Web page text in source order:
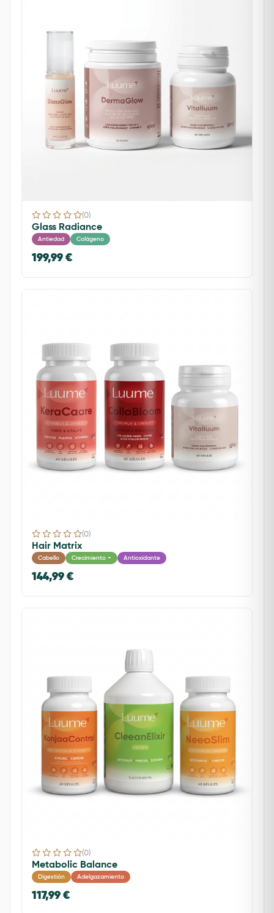
(0)
Glass Radiance
Antiedad Colágeno
199,99 €
(0)
Hair Matrix
Cabello Crecimiento + Antioxidante
144,99 €
(0)
Metabolic Balance
Digestión Adelgazamiento
117,99 €